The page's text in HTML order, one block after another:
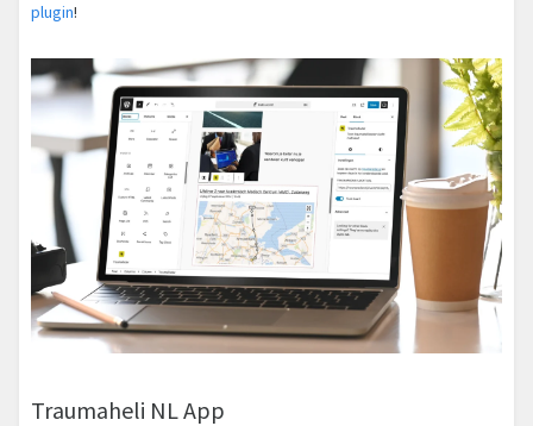
plugin!
Traumaheli NL App